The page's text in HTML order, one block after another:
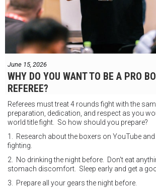
June 15, 2026
WHY DO YOU WANT TO BE A PRO
REFEREE?
Referees must treat 4 rounds fight with the
preparation, dedication, and respect as you
world title fight. So how should you prepare?
1. Research about the boxers on YouTube
fighting.
2. No drinking the night before. Don't eat
stomach discomfort. Sleep early and get a
3. Prepare all your gears the night before.